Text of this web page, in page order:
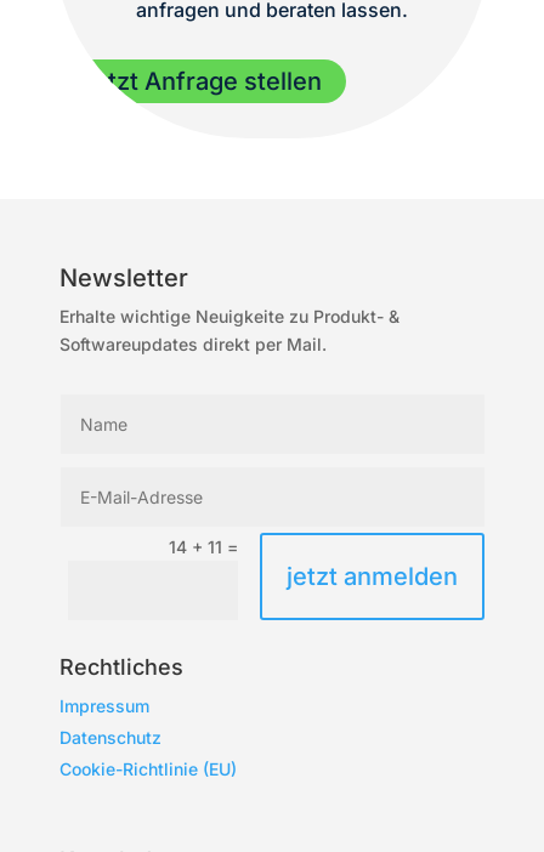
anfragen und beraten lassen.
Jetzt Anfrage stellen
Newsletter
Erhalte wichtige Neuigkeite zu Produkt- &
Softwareupdates direkt per Mail.
14 + 11 =
jetzt anmelden
Rechtliches
Impressum
Datenschutz
Cookie-Richtlinie (EU)